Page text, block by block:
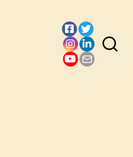
Facebook
Twitter
Instagram
LinkedIn